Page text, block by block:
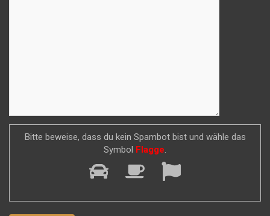
Bitte beweise, dass du kein Spambot bist und wähle das
Symbol
Flagge.